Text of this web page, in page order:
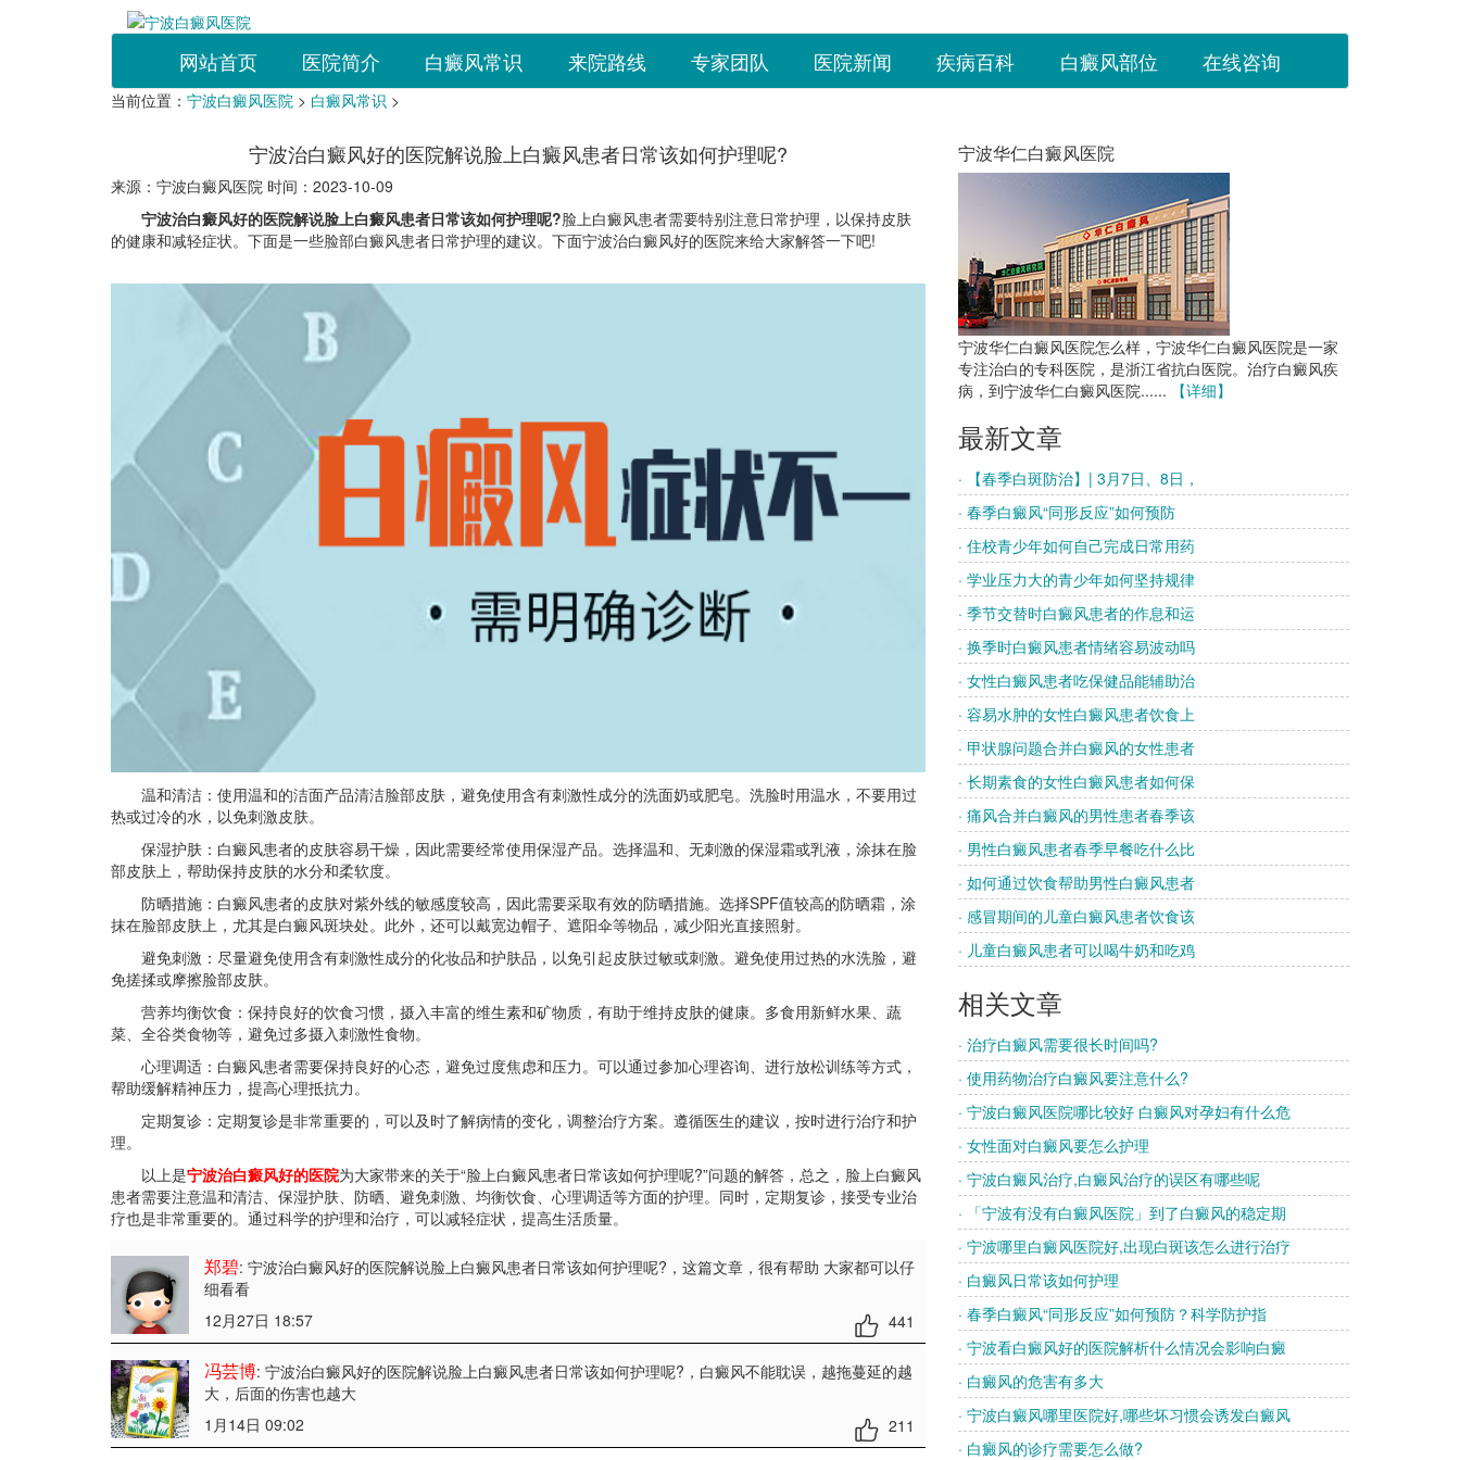
网站首页 医院简介 白癜风常识 来院路线 专家团队 医院新闻 疾病百科 白癜风部位 在线咨询
当前位置： 宁波白癜风医院 > 白癜风常识 >
宁波治白癜风好的医院解说脸上白癜风患者日常该如何护理呢?
来源：宁波白癜风医院 时间：2023-10-09
宁波治白癜风好的医院解说脸上白癜风患者日常该如何护理呢?脸上白癜风患者需要特别注意日常护理，以保持皮肤
的健康和减轻症状。下面是一些脸部白癜风患者日常护理的建议。下面宁波治白癜风好的医院来给大家解答一下吧!
温和清洁：使用温和的洁面产品清洁脸部皮肤，避免使用含有刺激性成分的洗面奶或肥皂。洗脸时用温水，不要用过
热或过冷的水，以免刺激皮肤。
保湿护肤：白癜风患者的皮肤容易干燥，因此需要经常使用保湿产品。选择温和、无刺激的保湿霜或乳液，涂抹在脸
部皮肤上，帮助保持皮肤的水分和柔软度。
防晒措施：白癜风患者的皮肤对紫外线的敏感度较高，因此需要采取有效的防晒措施。选择SPF值较高的防晒霜，涂
抹在脸部皮肤上，尤其是白癜风斑块处。此外，还可以戴宽边帽子、遮阳伞等物品，减少阳光直接照射。
避免刺激：尽量避免使用含有刺激性成分的化妆品和护肤品，以免引起皮肤过敏或刺激。避免使用过热的水洗脸，避
免搓揉或摩擦脸部皮肤。
营养均衡饮食：保持良好的饮食习惯，摄入丰富的维生素和矿物质，有助于维持皮肤的健康。多食用新鲜水果、蔬
菜、全谷类食物等，避免过多摄入刺激性食物。
心理调适：白癜风患者需要保持良好的心态，避免过度焦虑和压力。可以通过参加心理咨询、进行放松训练等方式，
帮助缓解精神压力，提高心理抵抗力。
定期复诊：定期复诊是非常重要的，可以及时了解病情的变化，调整治疗方案。遵循医生的建议，按时进行治疗和护
理。
以上是宁波治白癜风好的医院为大家带来的关于“脸上白癜风患者日常该如何护理呢?”问题的解答，总之，脸上白癜风
患者需要注意温和清洁、保湿护肤、防晒、避免刺激、均衡饮食、心理调适等方面的护理。同时，定期复诊，接受专业治
疗也是非常重要的。通过科学的护理和治疗，可以减轻症状，提高生活质量。
郑碧: 宁波治白癜风好的医院解说脸上白癜风患者日常该如何护理呢? ，这篇文章，很有帮助 大家都可以仔
细看看
12月27日 18:57
441
冯芸博: 宁波治白癜风好的医院解说脸上白癜风患者日常该如何护理呢? ，白癜风不能耽误，越拖蔓延的越
大，后面的伤害也越大
1月14日 09:02
211
宁波华仁白癜风医院
宁波华仁白癜风医院怎么样，宁波华仁白癜风医院是一家
专注治白的专科医院，是浙江省抗白医院。治疗白癜风疾
病，到宁波华仁白癜风医院......
【详细】
最新文章
· 【春季白斑防治】| 3月7日、8日，
· 春季白癜风“同形反应”如何预防
· 住校青少年如何自己完成日常用药
· 学业压力大的青少年如何坚持规律
· 季节交替时白癜风患者的作息和运
· 换季时白癜风患者情绪容易波动吗
· 女性白癜风患者吃保健品能辅助治
· 容易水肿的女性白癜风患者饮食上
· 甲状腺问题合并白癜风的女性患者
· 长期素食的女性白癜风患者如何保
· 痛风合并白癜风的男性患者春季该
· 男性白癜风患者春季早餐吃什么比
· 如何通过饮食帮助男性白癜风患者
· 感冒期间的儿童白癜风患者饮食该
· 儿童白癜风患者可以喝牛奶和吃鸡
相关文章
· 治疗白癜风需要很长时间吗?
· 使用药物治疗白癜风要注意什么?
· 宁波白癜风医院哪比较好 白癜风对孕妇有什么危
· 女性面对白癜风要怎么护理
· 宁波白癜风治疗,白癜风治疗的误区有哪些呢
· 「宁波有没有白癜风医院」到了白癜风的稳定期
· 宁波哪里白癜风医院好,出现白斑该怎么进行治疗
· 白癜风日常该如何护理
· 春季白癜风“同形反应”如何预防？科学防护指
· 宁波看白癜风好的医院解析什么情况会影响白癜
· 白癜风的危害有多大
· 宁波白癜风哪里医院好,哪些坏习惯会诱发白癜风
· 白癜风的诊疗需要怎么做?